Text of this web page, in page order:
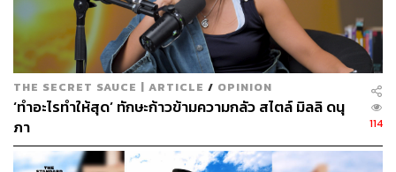
และแม้จะเริ่มทำงานในวงการบันเทิงตั้งแต่ช่วงก่อนจบไฮ
สคูล แต่พัคโบกอมยังคงเข้าเรียนและมีชีวิตนักศึกษาตามปกติ
ทั้งยังเป็นตัวแทนมหาวิทยาลัยไปเป็นนักเรียนแลกเปลี่ยนที่
ยุโรป และได้กำกับละครเวที เป็นมิวสิกไดเรกเตอร์ในงานจบ
การศึกษา ก่อนจะจบปริญญาตรีในปี 2018
THE SECRET SAUCE | ARTICLE / OPINION
‘ทำอะไรทำให้สุด’ ทักษะก้าวข้ามความกลัว สไตล์ มิลลิ ดนุ
ภา
114